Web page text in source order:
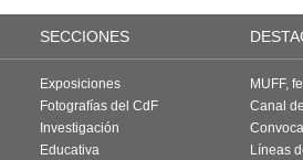
SECCIONES
Exposiciones
Fotografías del CdF
Investigación
Educativa
MUFF,
Canal
Líneas